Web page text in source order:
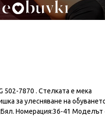
7870 . Стелката е мека
за улесняване на
Номерация:36-41 Моделът